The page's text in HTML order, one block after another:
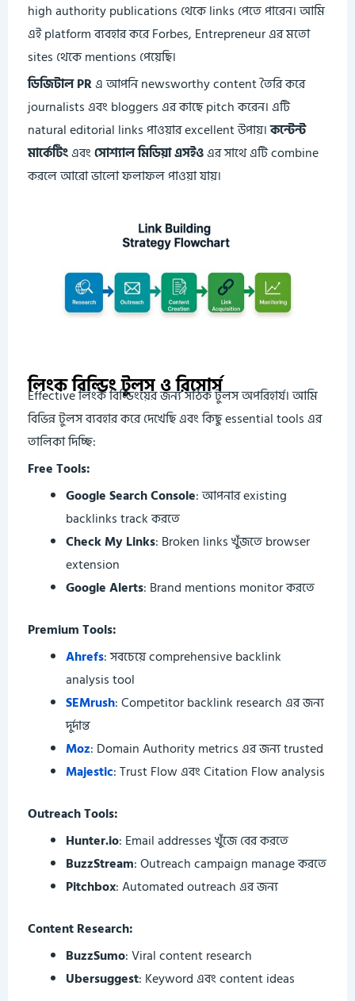
high authority publications থেকে links পেতে পারেন। আমি
এই platform ব্যবহার করে Forbes, Entrepreneur এর মতো
sites থেকে mentions পেয়েছি।
ডিজিটাল PRএ আপনি newsworthy content তৈরি করে
journalists এবং bloggers এর কাছে pitch করেন। এটি
natural editorial links পাওয়ার excellent উপায়।কন্টেন্ট
মার্কেটিংএবংসোশ্যাল মিডিয়া এসইওএর সাথে এটি combine
করলে আরো ভালো ফলাফল পাওয়া যায়।
লিংক বিল্ডিং টুলস ও রিসোর্স
Effective লিংক বিল্ডিংয়ের জন্য সঠিক টুলস অপরিহার্য। আমি
বিভিন্ন টুলস ব্যবহার করে দেখেছি এবং কিছু essential tools এর
তালিকা দিচ্ছি:
Free Tools:
Google Search Console: আপনার existing
backlinks track করতে
Check My Links: Broken links খুঁজতে browser
extension
Google Alerts: Brand mentions monitor করতে
Premium Tools:
Ahrefs: সবচেয়ে comprehensive backlink
analysis tool
SEMrush: Competitor backlink research এর জন্য
দুর্দান্ত
Moz: Domain Authority metrics এর জন্য trusted
Majestic: Trust Flow এবং Citation Flow analysis
Outreach Tools:
Hunter.io: Email addresses খুঁজে বের করতে
BuzzStream: Outreach campaign manage করতে
Pitchbox: Automated outreach এর জন্য
Content Research:
BuzzSumo: Viral content research
Ubersuggest: Keyword এবং content ideas